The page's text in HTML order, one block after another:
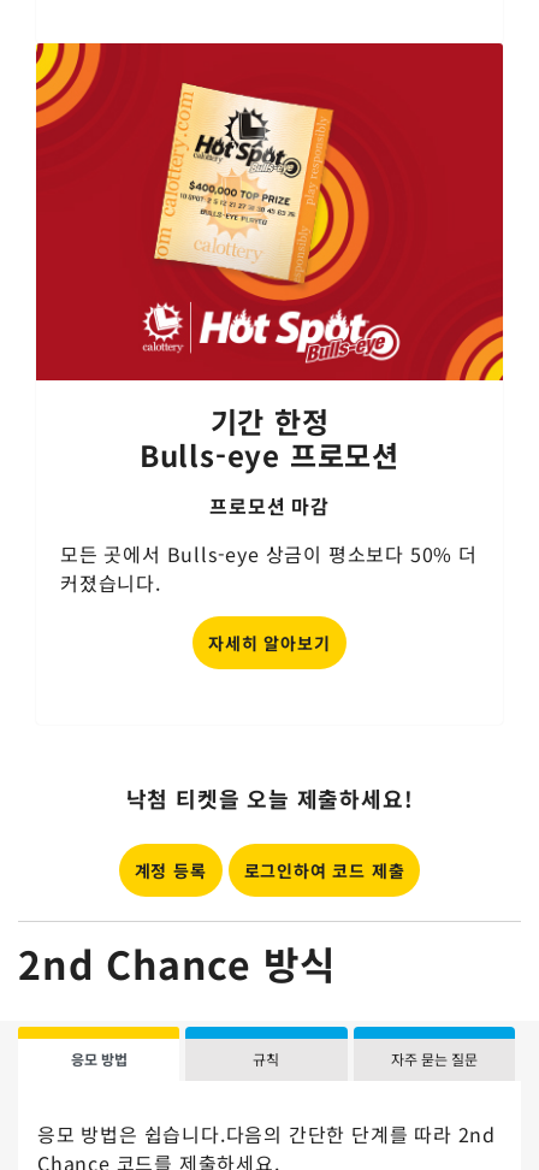
기간 한정
Bulls-eye 프로모션
프로모션 마감
모든 곳에서 Bulls-eye 상금이 평소보다 50% 더
커졌습니다.
자세히 알아보기
낙첨 티켓을 오늘 제출하세요!
계정 등록 로그인하여 코드 제출
2nd Chance 방식
응모 방법 규칙 자주 묻는 질문
응모 방법은 쉽습니다.다음의 간단한 단계를 따라 2nd
Chance 코드를 제출하세요.